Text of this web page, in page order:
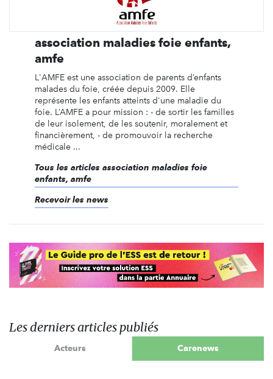
association maladies foie enfants,
amfe
L'AMFE est une association de parents d’enfants
malades du foie, créée depuis 2009. Elle
représente les enfants atteints d'une maladie du
foie. L’AMFE a pour mission : - de sortir les familles
de leur isolement, de les soutenir, moralement et
financièrement, - de promouvoir la recherche
médicale ...
Tous les articles association maladies foie
enfants, amfe
Recevoir les news
Les derniers articles publiés
Acteurs Carenews